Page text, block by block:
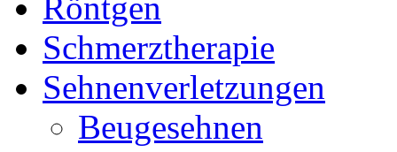
Röntgen
Schmerztherapie
Sehnenverletzungen
Beugesehnen